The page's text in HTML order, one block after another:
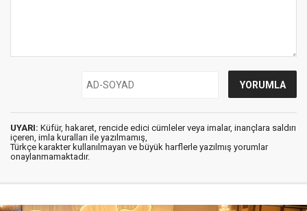
UYARI: Küfür, hakaret, rencide edici cümleler veya imalar, inançlara saldırı
içeren, imla kuralları ile yazılmamış,
Türkçe karakter kullanılmayan ve büyük harflerle yazılmış yorumlar
onaylanmamaktadır.